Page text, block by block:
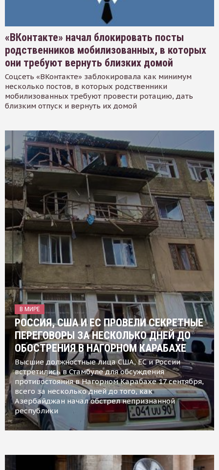
«ВКонтакте» начал блокировать посты
родственников мобилизованных, в которых
они требуют вернуть близких домой
Соцсеть «ВКонтакте» заблокировала как минимум
несколько постов, в которых родственники
мобилизованных требуют провести ротацию, дать
близким отпуск и вернуть их домой
В МИРЕ
РОССИЯ, США И ЕС ПРОВЕЛИ СЕКРЕТНЫЕ
ПЕРЕГОВОРЫ ЗА НЕСКОЛЬКО ДНЕЙ ДО
ОБОСТРЕНИЯ В НАГОРНОМ КАРАБАХЕ
Высшие должностные лица США, ЕС и России
встретились в Стамбуле для обсуждения
противостояния в Нагорном Карабахе 17 сентября,
всего за несколько дней до того, как
Азербайджан начал обстрел непризнанной
республики